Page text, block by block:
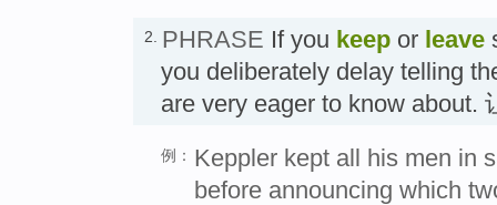
2. PHRASE If you keep or leave
you deliberately delay telling
are very eager to know about.
例： Keppler kept all his men in
before announcing which